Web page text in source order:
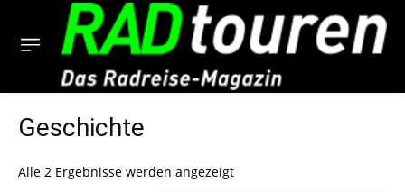
Geschichte
Alle 2 Ergebnisse werden angezeigt